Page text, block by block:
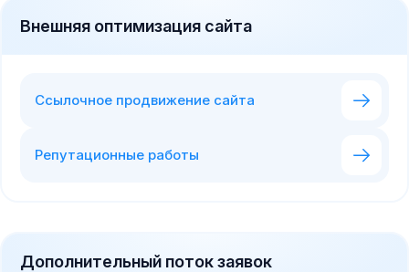
Внешняя оптимизация сайта
Ссылочное продвижение сайта
Репутационные работы
Дополнительный поток заявок